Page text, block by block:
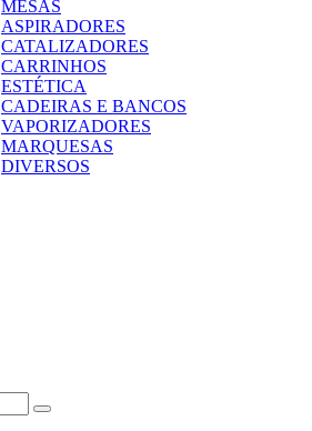
MESAS
ASPIRADORES
CATALIZADORES
CARRINHOS
ESTÉTICA
CADEIRAS E BANCOS
VAPORIZADORES
MARQUESAS
DIVERSOS